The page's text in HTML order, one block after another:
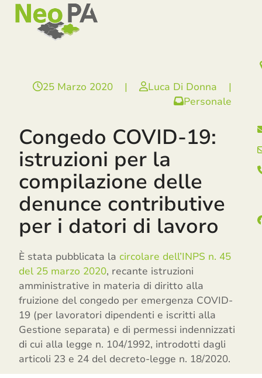
SkipOpen
mobile
menu
Close
mobile
menu
25 Marzo 2020 | Luca Di Donna
|
Personale
Congedo COVID-19:
istruzioni per la
compilazione delle
denunce contributive
per i datori di lavoro
È stata pubblicata la circolare dell’INPS n. 45
del 25 marzo 2020, recante istruzioni
amministrative in materia di diritto alla
fruizione del congedo per emergenza COVID-
19 (per lavoratori dipendenti e iscritti alla
Gestione separata) e di permessi indennizzati
di cui alla legge n. 104/1992, introdotti dagli
articoli 23 e 24 del decreto-legge n. 18/2020.